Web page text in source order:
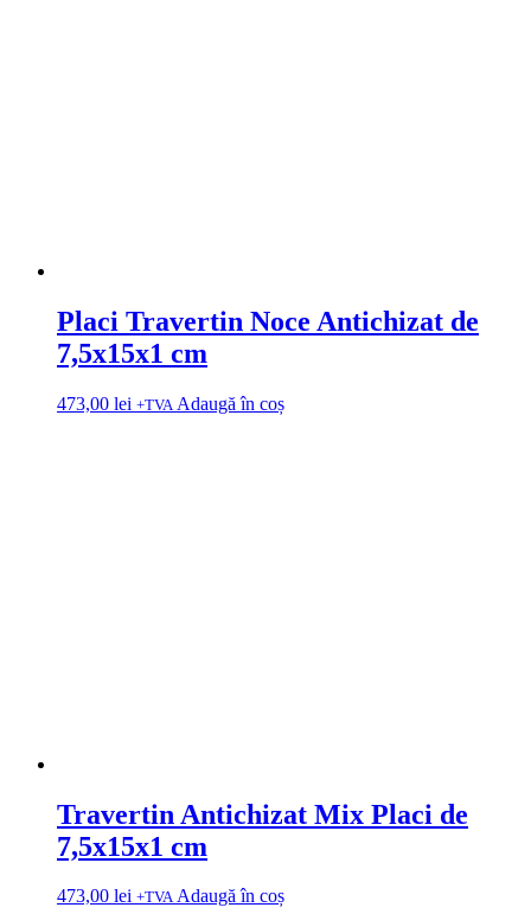
Placi Travertin Noce Antichizat de
7,5x15x1 cm
473,00 lei +TVA Adaugă în coș
Travertin Antichizat Mix Placi de
7,5x15x1 cm
473,00 lei +TVA Adaugă în coș